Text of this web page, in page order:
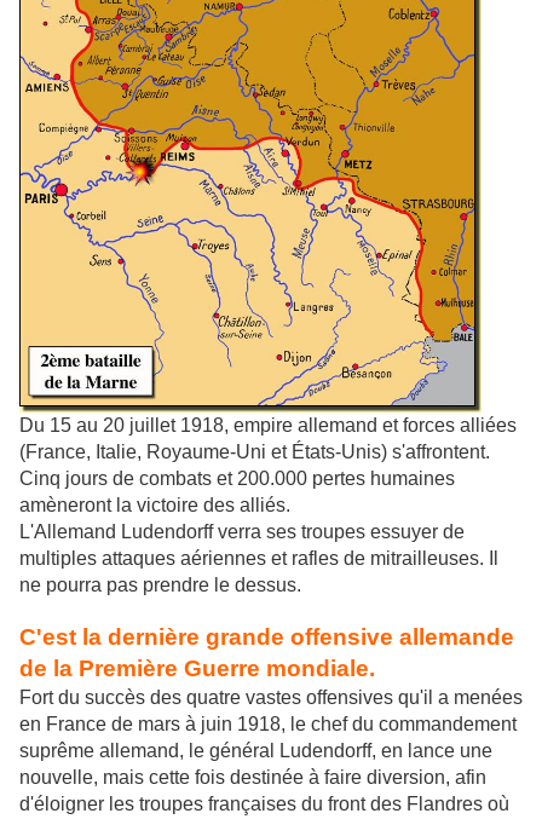
Du 15 au 20 juillet 1918, empire allemand et forces alliées
(France, Italie, Royaume-Uni et États-Unis) s'affrontent.
Cinq jours de combats et 200.000 pertes humaines
amèneront la victoire des alliés.
L'Allemand Ludendorff verra ses troupes essuyer de
multiples attaques aériennes et rafles de mitrailleuses. Il
ne pourra pas prendre le dessus.
C'est la dernière grande offensive allemande
de la Première Guerre mondiale.
Fort du succès des quatre vastes offensives qu'il a menées
en France de mars à juin 1918, le chef du commandement
suprême allemand, le général Ludendorff, en lance une
nouvelle, mais cette fois destinée à faire diversion, afin
d'éloigner les troupes françaises du front des Flandres où